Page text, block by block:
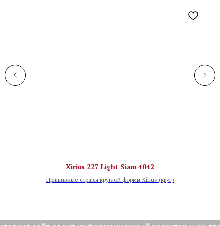
Xirius 227 Light Siam 4042
Пришивные стразы круглой формы Xirius (круг)